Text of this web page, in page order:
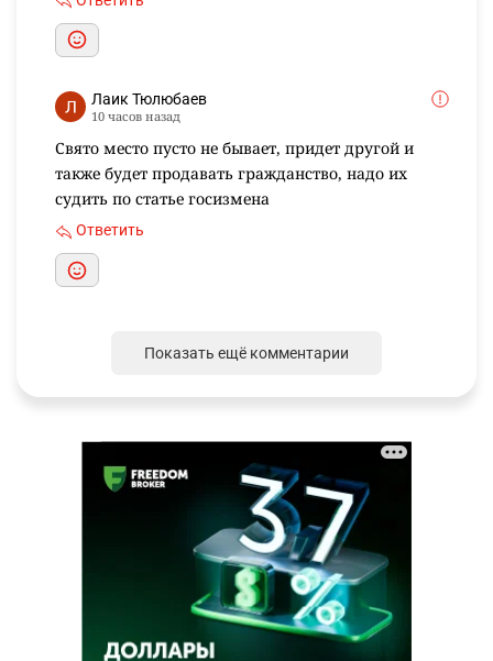
Лаик Тюлюбаев
10 часов назад
Свято место пусто не бывает, придет другой и
также будет продавать гражданство, надо их
судить по статье госизмена
Ответить
Показать ещё комментарии